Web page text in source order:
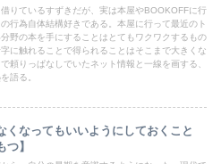
りているすずきだが、実は本屋やBOOKOFFに行
行為自体結構好きである。本屋に行って最近のト
野の本を手にすることはとてもワクワクするもの
に触れることで得られることはそこまで大きくな
頼りっぱなしでいたネット情報と一線を画する、
語る。
くなってもいいようにしておくこと
つ】